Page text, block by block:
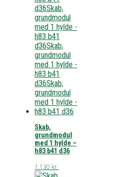
Skab,
grundmodul
med 1 hylde –
h83 b41 d36
1.130 kr.